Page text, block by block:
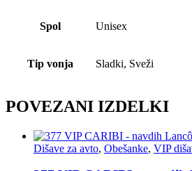
Spol Unisex
Tip vonja Sladki, Sveži
POVEZANI IZDELKI
Dišave za avto, Obešanke, VIP